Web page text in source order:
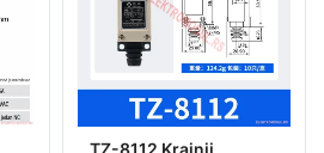
TZ-8112 Krajnji